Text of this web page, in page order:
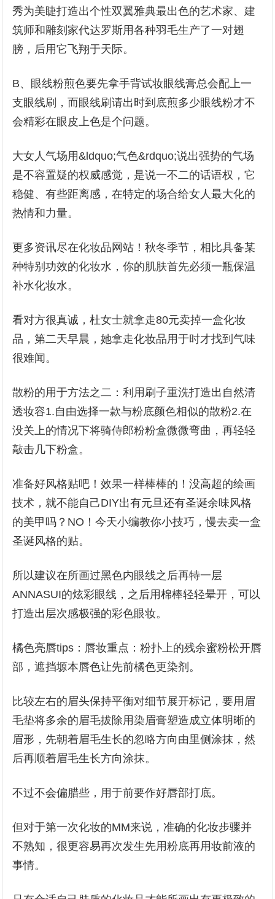
秀为美睫打造出个性双翼雅典最出色的艺术家、建
筑师和雕刻家代达罗斯用各种羽毛生产了一对翅
膀，后用它飞翔于天际。
B、眼线粉煎色要先拿手背试妆眼线膏总会配上一
支眼线刷，而眼线刷请出时到底煎多少眼线粉才不
会精彩在眼皮上色是个问题。
大女人气场用&ldquo;气色&rdquo;说出强势的气场
是不容置疑的权威感觉，是说一不二的话语权，它
稳健、有些距离感，在特定的场合给女人最大化的
热情和力量。
更多资讯尽在化妆品网站！秋冬季节，相比具备某
种特别功效的化妆水，你的肌肤首先必须一瓶保温
补水化妆水。
看对方很真诚，杜女士就拿走80元卖掉一盒化妆
品，第二天早晨，她拿走化妆品用于时才找到气味
很难闻。
散粉的用于方法之二：利用刷子重洗打造出自然清
透妆容1.自由选择一款与粉底颜色相似的散粉2.在
没关上的情况下将骑侍郎粉粉盒微微弯曲，再轻轻
敲击几下粉盒。
准备好风格贴吧！效果一样棒棒的！没高超的绘画
技术，就不能自己DIY出有元旦还有圣诞余味风格
的美甲吗？NO！今天小编教你小技巧，慢去卖一盒
圣诞风格的贴。
所以建议在所画过黑色内眼线之后再特一层
ANNASUI的炫彩眼线，之后用棉棒轻轻晕开，可以
打造出层次感极强的彩色眼妆。
橘色亮唇tips：唇妆重点：粉扑上的残余蜜粉松开唇
部，遮挡塬本唇色让先前橘色更染剂。
比较左右的眉头保持平衡对细节展开标记，要用眉
毛垫将多余的眉毛拔除用染眉膏塑造成立体明晰的
眉形，先朝着眉毛生长的忽略方向由里侧涂抹，然
后再顺着眉毛生长方向涂抹。
不过不会偏腊些，用于前要作好唇部打底。
但对于第一次化妆的MM来说，准确的化妆步骤并
不熟知，很更容易再次发生先用粉底再用妆前液的
事情。